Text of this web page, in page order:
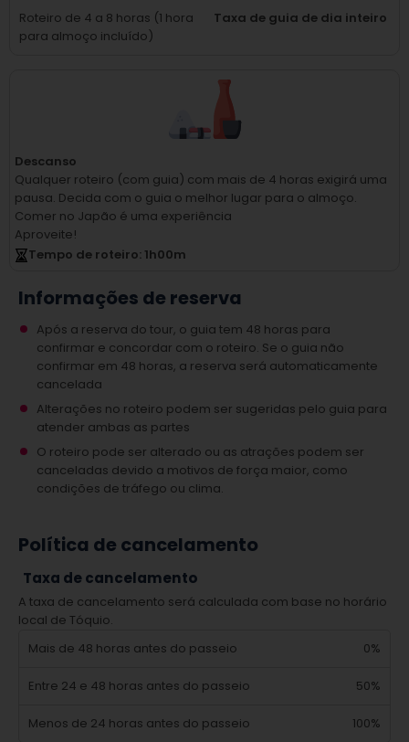
Roteiro de 4 a 8 horas (1 hora
para almoço incluído)
Taxa de guia de dia inteiro
Descanso
Qualquer roteiro (com guia) com mais de 4 horas exigirá uma
pausa. Decida com o guia o melhor lugar para o almoço.
Comer no Japão é uma experiência
Aproveite!
Tempo de roteiro: 1h00m
Informações de reserva
Após a reserva do tour, o guia tem 48 horas para
confirmar e concordar com o roteiro. Se o guia não
confirmar em 48 horas, a reserva será automaticamente
cancelada
Alterações no roteiro podem ser sugeridas pelo guia para
atender ambas as partes
O roteiro pode ser alterado ou as atrações podem ser
canceladas devido a motivos de força maior, como
condições de tráfego ou clima.
Política de cancelamento
Taxa de cancelamento
A taxa de cancelamento será calculada com base no horário
local de Tóquio.
Mais de 48 horas antes do passeio
0%
Entre 24 e 48 horas antes do passeio 50%
Menos de 24 horas antes do passeio
100%